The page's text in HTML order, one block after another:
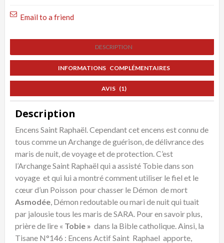
LongEmail to a friend
DESCRIPTION
INFORMATIONS COMPLÉMENTAIRES
AVIS (1)
Description
Encens Saint Raphaël. Cependant cet encens est connu de
tous comme un Archange de guérison, de délivrance des
maris de nuit, de voyage et de protection. C’est
l’Archange Saint Raphaël qui a assisté Tobie dans son
voyage et qui lui a montré comment utiliser le fiel et le
cœur d’un Poisson pour chasser le Démon de mort
Asmodée , Démon redoutable ou mari de nuit qui tuait
par jalousie tous les maris de SARA. Pour en savoir plus,
prière de lire « Tobie » dans la Bible catholique. Ainsi, la
Tisane N°146 : Encens Actif Saint Raphael apporte,